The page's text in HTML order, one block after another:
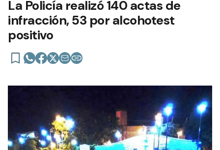
La Policía realizó 140 actas de
infracción, 53 por alcohotest
positivo